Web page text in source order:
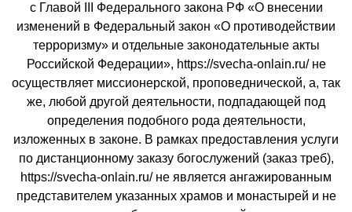
с Главой III Федерального закона РФ «О внесении
изменений в Федеральный закон «О противодействии
терроризму» и отдельные законодательные акты
Российской Федерации», https://svecha-onlain.ru/ не
осуществляет миссионерской, проповеднической, а, так
же, любой другой деятельности, подпадающей под
определения подобного рода деятельности,
изложенных в законе. В рамках предоставления услуги
по дистанционному заказу богослужений (заказ треб),
https://svecha-onlain.ru/ не является ангажированным
представителем указанных храмов и монастырей и не